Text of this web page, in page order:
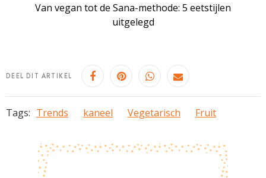
Van vegan tot de Sana-methode: 5 eetstijlen
uitgelegd
DEEL DIT ARTIKEL
Tags: Trends kaneel Vegetarisch Fruit